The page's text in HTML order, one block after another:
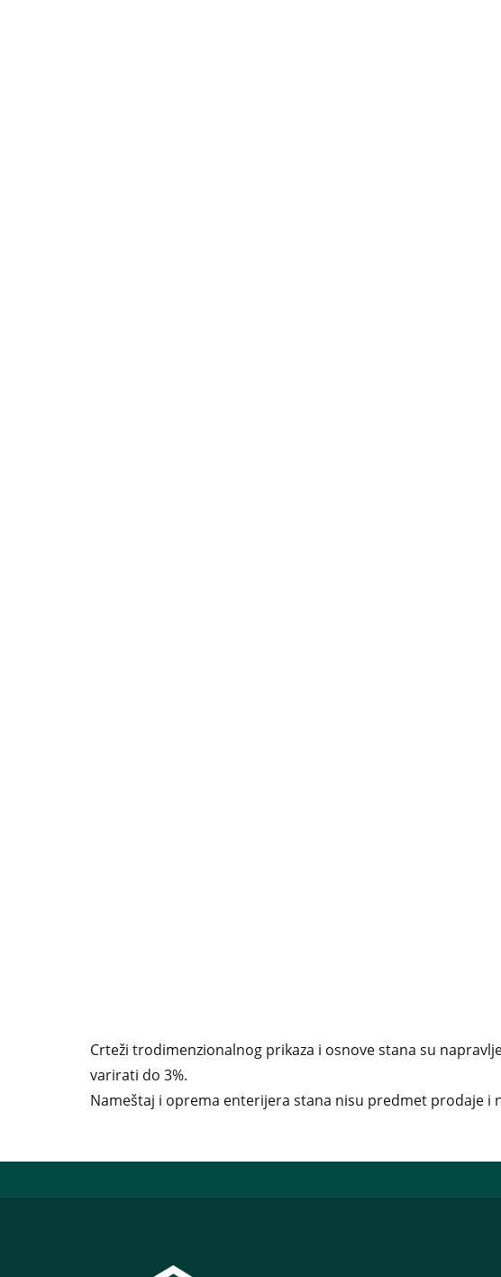
Crteži trodimenzionalnog prikaza i osnove stana su
varirati do 3%.
Nameštaj i oprema enterijera stana nisu predmet prodaje i